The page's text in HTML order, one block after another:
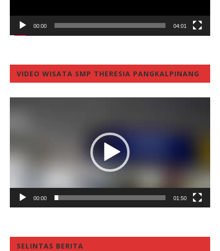
00:00 04:01
VIDEO WISATA SMP THERESIA PANGKALPINANG
00:00 01:50
SELINTAS BERITA